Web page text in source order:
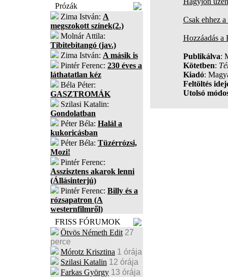
Prózák
Zima István: A
megszokott színek(2.)
Molnár Attila:
Tibitebitangó (jav.)
Zima István: A másik is
Pintér Ferenc: 230 éves a
láthatatlan kéz
Béla Péter:
GASZTROMÁK
Szilasi Katalin:
Gondolatban
Péter Béla: Halál a
kukoricásban
Péter Béla: Tüzérrózsi,
Mozi!
Pintér Ferenc:
Asszisztens akarok lenni
(Állásinterjú)
Pintér Ferenc: Billy és a
rózsapatron (A
westernfilmről)
FRISS FÓRUMOK
Ötvös Németh Edit 27
perce
Mórotz Krisztina 1 órája
Szilasi Katalin 12 órája
Farkas György 13 órája
Csak ehhez
Hozzáadás
Publikálva:
Kötetben:
Kiadó:
Feltöltés
Utolsó